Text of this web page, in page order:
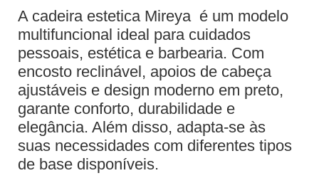
A cadeira estetica Mireya é um modelo
multifuncional ideal para cuidados
pessoais, estética e barbearia. Com
encosto reclinável, apoios de cabeça
ajustáveis e design moderno em preto,
garante conforto, durabilidade e
elegância. Além disso, adapta-se às
suas necessidades com diferentes tipos
de base disponíveis.